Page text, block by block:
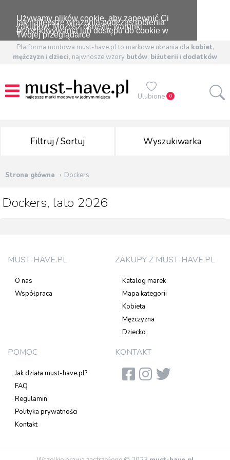
Używamy plików cookie, aby zapewnić Ci
jak najlepsze wrażenia podczas robienia
zakupów. Możesz określić warunki
przechowywania lub dostępu do cookie w
Twojej przeglądarce
Platforma modowa must-have.pl to markowe ubrania dla kobiet,
mężczyzn i dzieci, najwnosze wzory butów, biżuterii i dodatków
Ulubione 0
Filtruj / Sortuj Wyszukiwarka
Strona główna Dockers
Dockers, lato 2026
MUST-HAVE.PL
O nas
Współpraca
ZAKUPY Z MUST-HAVE.PL
Katalog marek
Mapa kategorii
Kobieta
Mężczyzna
Dziecko
POMOC
Jak działa must-have.pl?
FAQ
Regulamin
Polityka prywatności
Kontakt
KONTAKT